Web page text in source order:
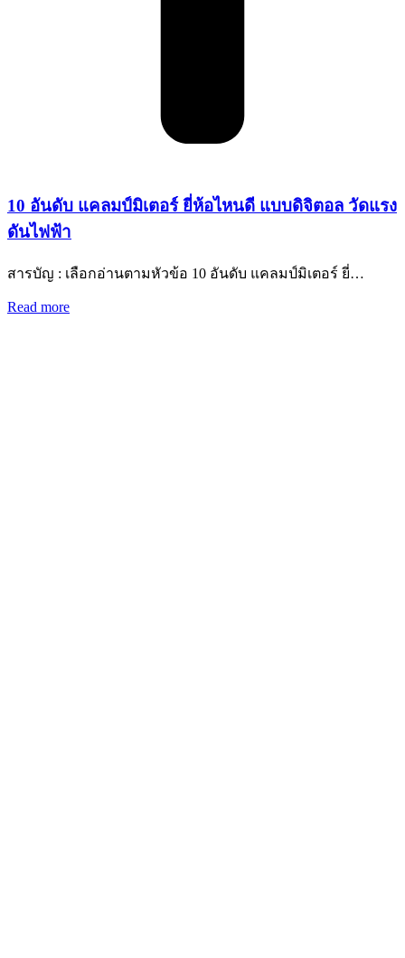
10 อันดับ แคลมป์มิเตอร์ ยี่ห้อไหนดี แบบดิจิตอล วัดแรง
ดันไฟฟ้า
สารบัญ : เลือกอ่านตามหัวข้อ 10 อันดับ แคลมป์มิเตอร์ ยี่…
Read more